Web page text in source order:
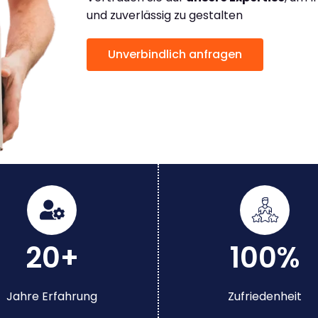
und zuverlässig zu gestalten
Unverbindlich anfragen
20+
Jahre Erfahrung
100%
Zufriedenheit